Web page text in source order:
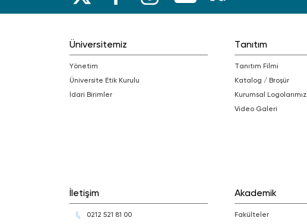
Üniversitemiz
Yönetim
Üniversite Etik Kurulu
İdari Birimler
Tanıtım
Tanıtım Filmi
Katalog / Broşür
Kurumsal Logolarımız
Video Galeri
İletişim
0212 521 81 00
Akademik
Fakülteler